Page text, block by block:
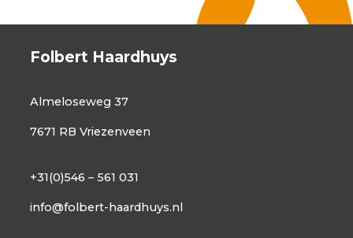
Folbert Haardhuys
Almeloseweg 37
7671 RB Vriezenveen
+31(0)546 – 561 031
info@folbert-haardhuys.nl